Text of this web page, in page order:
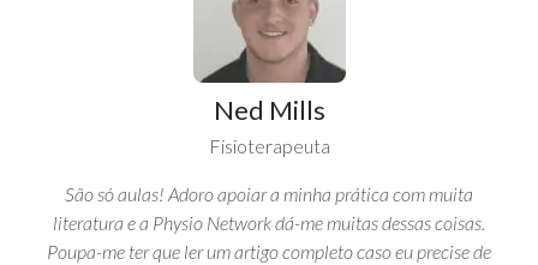
Ned Mills
Fisioterapeuta
São só aulas! Adoro apoiar a minha prática com muita
literatura e a Physio Network dá-me muitas dessas coisas.
Poupa-me ter que ler um artigo completo caso eu precise de